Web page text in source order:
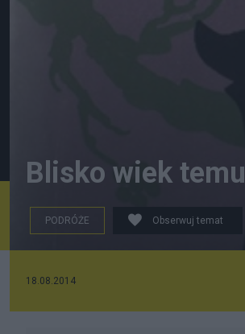
Blisko wiek temu
PODRÓŻE Obserwuj temat
18.08.2014